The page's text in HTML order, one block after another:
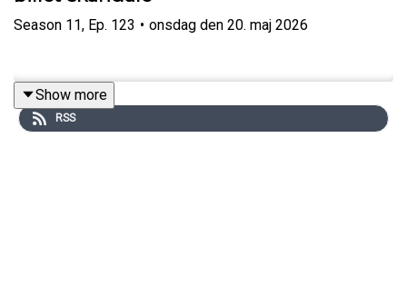
Season 11, Ep. 123 • onsdag den 20. maj 2026
Show more
RSS